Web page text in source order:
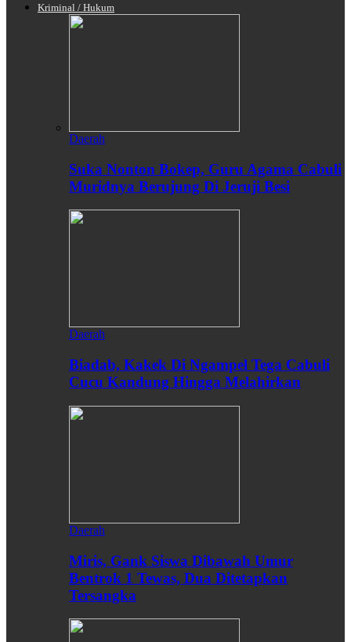
Kriminal / Hukum
Daerah
Suka Nonton Bokep, Guru Agama Cabuli
Muridnya Berujung Di Jeruji Besi
Daerah
Biadab, Kakek Di Ngampel Tega Cabuli
Cucu Kandung Hingga Melahirkan
Daerah
Miris, Gank Siswa Dibawah Umur
Bentrok 1 Tewas, Dua Ditetapkan
Tersangka